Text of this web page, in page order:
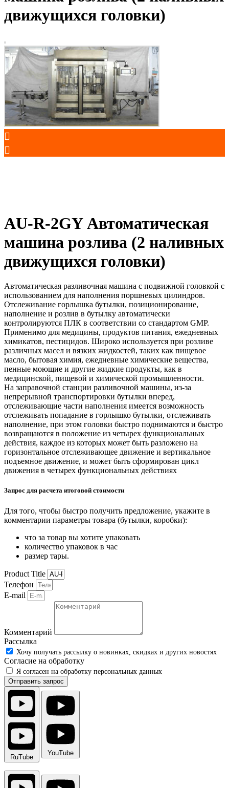
движущихся головки)
AU-R-2GY Автоматическая
машина розлива (2 наливных
движущихся головки)
Автоматическая разливочная машина с подвижной головкой с
использованием для наполнения поршневых цилиндров.
Отслеживание горлышка бутылки, позиционирование,
наполнение и розлив в бутылку автоматически
контролируются ПЛК в соответствии со стандартом GMP.
Применимо для медицины, продуктов питания, ежедневных
химикатов, пестицидов. Широко используется при розливе
различных масел и вязких жидкостей, таких как пищевое
масло, бытовая химия, ежедневные химические вещества,
пенные моющие и другие жидкие продукты, как в
медицинской, пищевой и химической промышленности.
На заправочной станции разливочной машины, из-за
непрерывной транспортировки бутылки вперед,
отслеживающие части наполнения имеется возможность
отслеживать попадание в горлышко бутылки, отслеживать
наполнение, при этом головки быстро поднимаются и быстро
возвращаются в положение из четырех функциональных
действия, каждое из которых может быть разложено на
горизонтальное отслеживающее движение и вертикальное
подъемное движение, и может быть сформирован цикл
движения в четырех функциональных действиях
Запрос для расчета итоговой стоимости
Для того, чтобы быстро получить предложение, укажите в
комментарии параметры товара (бутылки, коробки):
что за товар вы хотите упаковать
количество упаковок в час
размер тары.
Product Title
Телефон
E-mail
Комментарий
Рассылка
Хочу получать рассылку о новинках, скидках и других новостях
Согласие на обработку
Я согласен на обработку персональных данных
Отправить запрос
RuTube
YouTube